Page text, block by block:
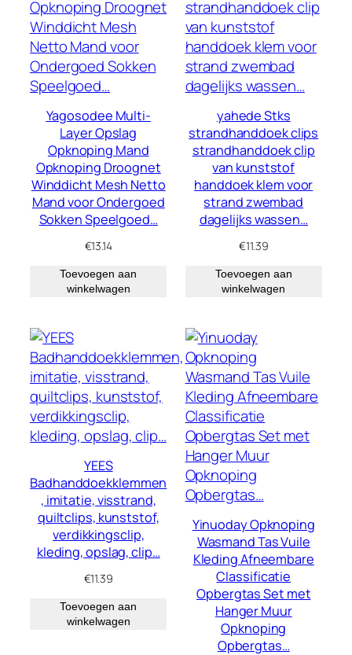
Yagosodee Multi-
Layer Opslag
Opknoping Mand
Opknoping Droognet
Winddicht Mesh Netto
Mand voor Ondergoed
Sokken Speelgoed…
€13.14
Toevoegen aan
winkelwagen
yahede Stks
strandhanddoek clips
strandhanddoek clip
van kunststof
handdoek klem voor
strand zwembad
dagelijks wassen…
€11.39
Toevoegen aan
winkelwagen
YEES
Badhanddoekklemmen
, imitatie, visstrand,
quiltclips, kunststof,
verdikkingsclip,
kleding, opslag, clip…
€11.39
Toevoegen aan
winkelwagen
Yinuoday Opknoping
Wasmand Tas Vuile
Kleding Afneembare
Classificatie
Opbergtas Set met
Hanger Muur
Opknoping
Opbergtas…